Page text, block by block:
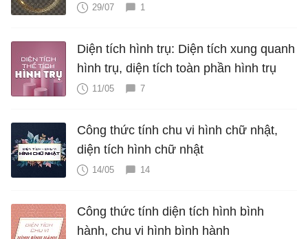
29/07 1
Diện tích hình trụ: Diện tích xung quanh
hình trụ, diện tích toàn phần hình trụ
11/05 7
Công thức tính chu vi hình chữ nhật,
diện tích hình chữ nhật
14/05 14
Công thức tính diện tích hình bình
hành, chu vi hình bình hành